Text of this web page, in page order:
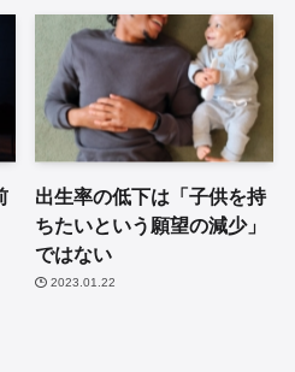
出生率の低下は「子供を持
ちたいという願望の減少」
ではない
2023.01.22